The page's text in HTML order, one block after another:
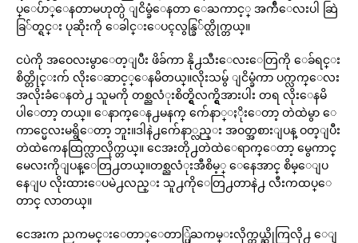
ပ္ေပ်ာ္ေနတာမဟုတ္ပဲ ျငိမ္ခံေနတာ ေႀကာင့္ အက်ီေလးပါ ဆြဲ
ခြ်တ္ရင္း ပုဆိုးကို ေခါင္းေပၚလွန္ခြ်တ္လိုက္တယ္။
ငပဲကို အဝေလးမွာေတ့ျပီး ဖိခ်ကာ နို႕သီးေလးေတြကို ေခ်ရင္း
စိတ္တိုင္းက် လိုးေဆာင့္ေနမိတယ္။လိုးသမွ် ျငိမ္ခံကာ ပက္လက္ေလး
အလိုးခံေနတဲ႕ သူမကို တစ္ညလံုးစိတ္ရွိလက္ရွိအားပါး တရ လိုးေနမိ
ပါေတာ့ တယ္။ ေနာက္ေန႕မနက္ က်ေနာ္ႏိုးေတာ့ တဲထဲမွာ ေ
ကာင္မေလးမရွိေတာ့ ဘူး။ဒါနဲ႕က်ေနာ္လည္း အဝတ္အစားျပန္ ဝတ္ျပီး
တဲထဲကေနထြက္လာလိုက္တယ္။ ငေအးတို႕တဲထဲေရာက္ေတာ့ မွေကာင္
မေလးကိုျပန္ေတြ႕တယ္။တစ္ညလံုးအီစိမ့္ ေနေအာင္ စိမ္ေျပ
နေျပ လိုးထားေပမဲ႕လည္း သူ႕ကိုေတြ႕တာနဲ႕ လီးကထပ္ေ
တာင္ လာတယ္။
ငေအးက ညကမင္းေတာ္ေတာ္ပြဲႀကမ္းလိုက္တယ္ဆိုကြလို႕ ေျ